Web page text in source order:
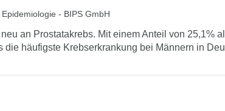
- BIPS GmbH
an Prostatakrebs. Mit einem Anteil von 25,1%
die häufigste Krebserkrankung bei Männern in